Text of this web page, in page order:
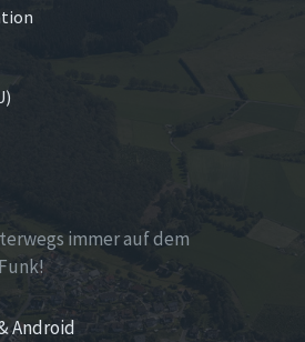
immer auf dem
Android